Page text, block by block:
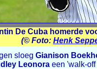
De Cuba homerde
(© Foto: Henk
sloeg Gianison
Leonora een 'walk-